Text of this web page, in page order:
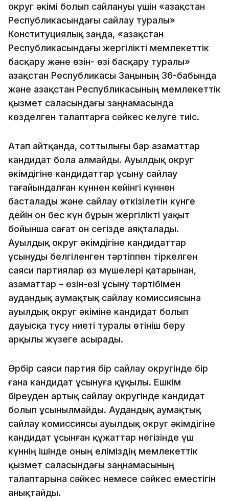
округ әкімі болып сайлануы үшін «Қазақстан
Республикасындағы сайлау туралы»
Конституциялық заңда, «Қазақстан
Республикасындағы жергілікті мемлекеттік
басқару және өзін- өзі басқару туралы»
Қазақстан Республикасы Заңының 36-бабында
және Қазақстан Республикасының мемлекеттік
қызмет саласындағы заңнамасында
көзделген талаптарға сәйкес келуге тиіс.
Атап айтқанда, соттылығы бар азаматтар
кандидат бола алмайды. Ауылдық округ
әкімдігіне кандидаттар ұсыну сайлау
тағайындалған күннен кейінгі күннен
басталады және сайлау өткізілетін күнге
дейін он бес күн бұрын жергілікті уақыт
бойынша сағат он сегізде аяқталады.
Ауылдық округ әкімдігіне кандидаттар
ұсынуды белгіленген тәртіппен тіркелген
саяси партиялар өз мүшелері қатарынан,
азаматтар – өзін-өзі ұсыну тәртібімен
аудандық аумақтық сайлау комиссиясына
ауылдық округ әкіміне кандидат болып
дауысқа түсу ниеті туралы өтініш беру
арқылы жүзеге асырады.
Әрбір саяси партия бір сайлау округінде бір
ғана кандидат ұсынуға құқылы. Ешкім
біреуден артық сайлау округінде кандидат
болып ұсынылмайды. Аудандық аумақтық
сайлау комиссиясы ауылдық округ әкімдігіне
кандидат ұсынған құжаттар негізінде үш
күннің ішінде оның еліміздің мемлекеттік
қызмет саласындағы заңнамасының
талаптарына сәйкес немесе сәйкес еместігін
анықтайды.